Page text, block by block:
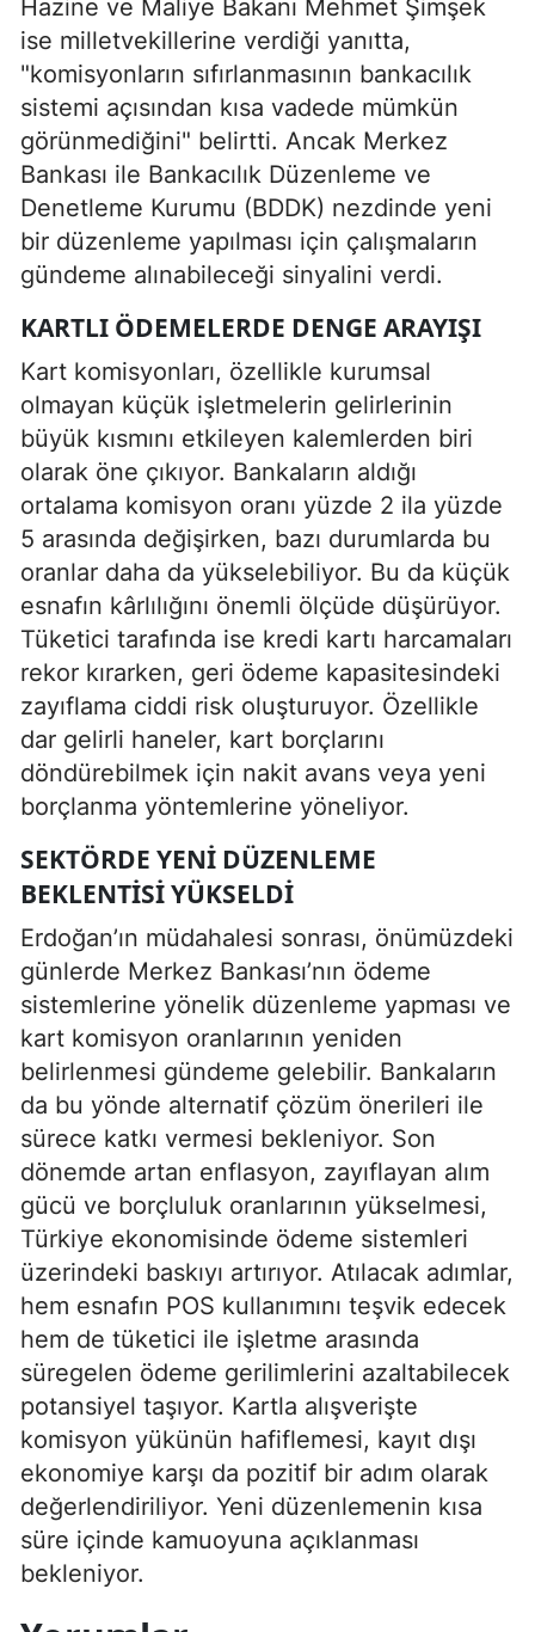
Hazine ve Maliye Bakanı Mehmet Şimşek
ise milletvekillerine verdiği yanıtta,
"komisyonların sıfırlanmasının bankacılık
sistemi açısından kısa vadede mümkün
görünmediğini" belirtti. Ancak Merkez
Bankası ile Bankacılık Düzenleme ve
Denetleme Kurumu (BDDK) nezdinde yeni
bir düzenleme yapılması için çalışmaların
gündeme alınabileceği sinyalini verdi.
KARTLI ÖDEMELERDE DENGE ARAYIŞI
Kart komisyonları, özellikle kurumsal
olmayan küçük işletmelerin gelirlerinin
büyük kısmını etkileyen kalemlerden biri
olarak öne çıkıyor. Bankaların aldığı
ortalama komisyon oranı yüzde 2 ila yüzde
5 arasında değişirken, bazı durumlarda bu
oranlar daha da yükselebiliyor. Bu da küçük
esnafın kârlılığını önemli ölçüde düşürüyor.
Tüketici tarafında ise kredi kartı harcamaları
rekor kırarken, geri ödeme kapasitesindeki
zayıflama ciddi risk oluşturuyor. Özellikle
dar gelirli haneler, kart borçlarını
döndürebilmek için nakit avans veya yeni
borçlanma yöntemlerine yöneliyor.
SEKTÖRDE YENI DÜZENLEME
BEKLENTISI YÜKSELDI
Erdoğan’ın müdahalesi sonrası, önümüzdeki
günlerde Merkez Bankası’nın ödeme
sistemlerine yönelik düzenleme yapması ve
kart komisyon oranlarının yeniden
belirlenmesi gündeme gelebilir. Bankaların
da bu yönde alternatif çözüm önerileri ile
sürece katkı vermesi bekleniyor. Son
dönemde artan enflasyon, zayıflayan alım
gücü ve borçluluk oranlarının yükselmesi,
Türkiye ekonomisinde ödeme sistemleri
üzerindeki baskıyı artırıyor. Atılacak adımlar,
hem esnafın POS kullanımını teşvik edecek
hem de tüketici ile işletme arasında
süregelen ödeme gerilimlerini azaltabilecek
potansiyel taşıyor. Kartla alışverişte
komisyon yükünün hafiflemesi, kayıt dışı
ekonomiye karşı da pozitif bir adım olarak
değerlendiriliyor. Yeni düzenlemenin kısa
süre içinde kamuoyuna açıklanması
bekleniyor.